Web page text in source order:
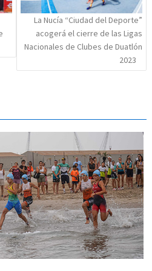
La Nucía “Ciudad del Deporte”
acogerá el cierre de las Ligas
Nacionales de Clubes de Duatlón
2023